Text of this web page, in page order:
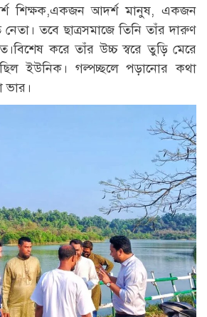
শিক্ষক,একজন আদর্শ মানুষ, একজন
তবে ছাত্রসমাজে তিনি তাঁর দারুণ
করে তাঁর উচ্চ স্বরে তুড়ি মেরে
ইউনিক। গল্পচ্ছলে পড়ানোর কথা
ভার।